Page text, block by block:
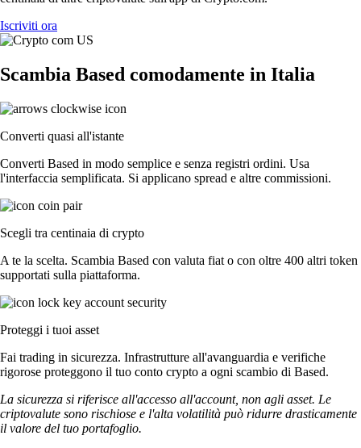
Iscriviti ora
Scambia Based comodamente in Italia
Converti quasi all'istante
Converti Based in modo semplice e senza registri ordini. Usa
l'interfaccia semplificata. Si applicano spread e altre commissioni.
Scegli tra centinaia di crypto
A te la scelta. Scambia Based con valuta fiat o con oltre 400 altri token
supportati sulla piattaforma.
Proteggi i tuoi asset
Fai trading in sicurezza. Infrastrutture all'avanguardia e verifiche
rigorose proteggono il tuo conto crypto a ogni scambio di Based.
La sicurezza si riferisce all'accesso all'account, non agli asset. Le
criptovalute sono rischiose e l'alta volatilità può ridurre drasticamente
il valore del tuo portafoglio.